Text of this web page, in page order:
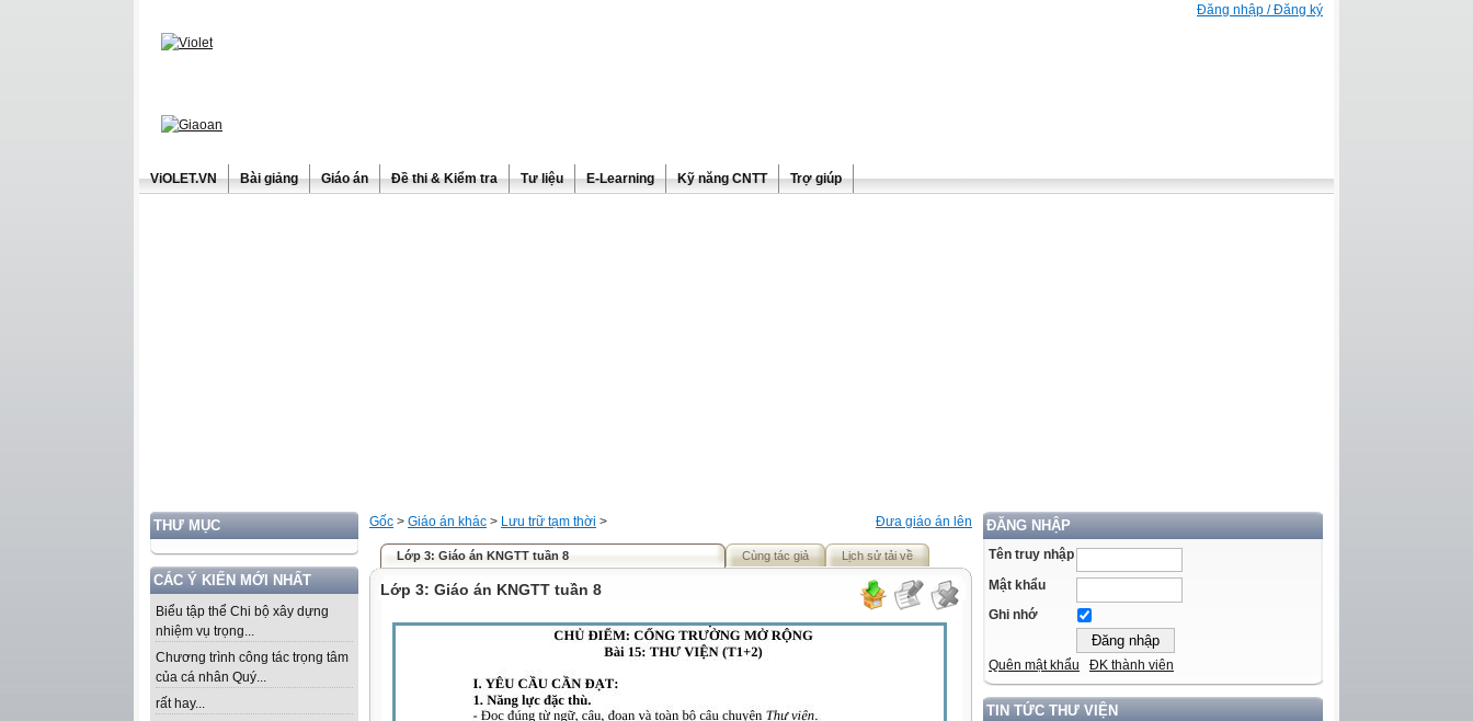
Đăng nhập / Đăng ký
ViOLET.VN Bài giảng Giáo án Đề thi & Kiểm tra Tư liệu E-Learning Kỹ năng CNTT Trợ giúp
THƯ MỤC
CÁC Ý KIẾN MỚI NHẤT
Biểu tập thể Chi bộ xây dựng
nhiệm vụ trọng...
Chương trình công tác trọng tâm
của cá nhân Quý...
rất hay...
ĐĂNG NHẬP
Tên truy nhập
Mật khẩu
Ghi nhớ
Quên mật khẩu ĐK thành viên
TIN TỨC THƯ VIỆN
Đưa giáo án lên
Gốc > Giáo án khác > Lưu trữ tạm thời >
Lớp 3: Giáo án KNGTT tuần 8 Cùng tác giả Lịch sử tải về
Lớp 3: Giáo án KNGTT tuần 8